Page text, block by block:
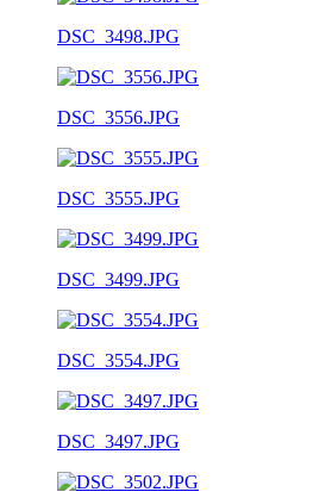
DSC_3498.JPG
DSC_3556.JPG
DSC_3555.JPG
DSC_3499.JPG
DSC_3554.JPG
DSC_3497.JPG